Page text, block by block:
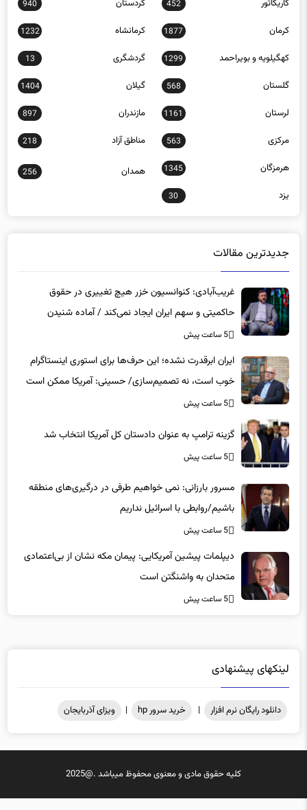
کاریکاتور 452 کردستان 940
کرمان 1877 کرمانشاه 1232
کهگیلویه و بویراحمد 1299 گردشگری 13
گلستان 568 گیلان 1404
لرستان 1161 مازندران 897
مرکزی 563 مناطق آزاد 218
هرمزگان 1345 همدان 256
یزد 30
جدیدترین مقالات
غریب‌آبادی: کنوانسیون خزر هیچ تغییری در حقوق
حاکمیتی و سهم ایران ایجاد نمی‌کند / آماده شنیدن
حرف‌های منتقدان هستیم / برای همه انتقادها جواب
روشن داریم
5 ساعت پیش
ایران ابرقدرت نشده؛ این حرف‌ها برای استوری اینستاگرام
خوب است، نه تصمیم‌سازی/ حسینی: آمریکا ممکن است
ایران اتمی را تحمل کند، اما کنترل هرمز را نه!
5 ساعت پیش
گزینه ترامپ به عنوان دادستان کل آمریکا انتخاب شد
5 ساعت پیش
مسرور بارزانی: نمی خواهیم طرفی در درگیری‌های منطقه
باشیم/روابطی با اسرائیل نداریم
5 ساعت پیش
دیپلمات پیشین آمریکایی: پیمان مکه نشان از بی‌اعتمادی
متحدان به واشنگتن است
5 ساعت پیش
لینکهای پیشنهادی
دانلود رایگان نرم افزار | خرید سرور hp | ویزای آذربایجان
کلیه حقوق مادی و معنوی محفوظ میباشد .@2025